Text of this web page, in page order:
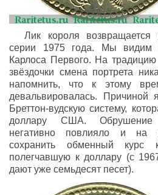
Лик короля
серии 1975 года. Мы видим
Карлоса Первого. На традицию
звёздочки смена портрета
напомнить, что к этому
девальвировалась. Причиной
Бреттон-вудскую систему,
доллару США. Обрушение
негативно повлияло и на
сохранить обменный
полегчавшую к доллару (с
дают уже семьдесят песет).